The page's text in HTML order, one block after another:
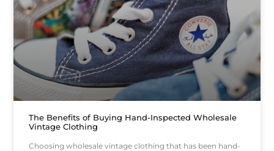
The Benefits of Buying Hand-Inspected Wholesale
Vintage Clothing
Choosing wholesale vintage clothing that has been hand-